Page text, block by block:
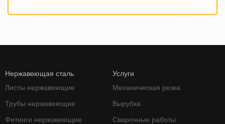
Нержавеющая сталь
Листы нержавеющие
Трубы нержавеющие
Фитинги нержавеющие
Услуги
Механическая резка
Вырубка
Сварочные работы